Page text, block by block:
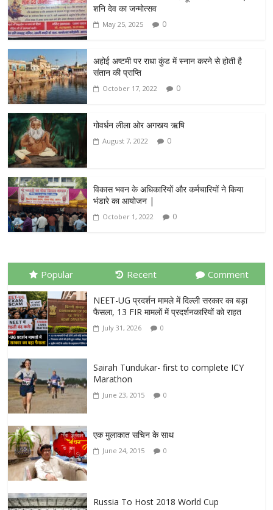
शनि देव का जन्मोत्सव
May 25, 2025 0
अहोई अष्टमी पर राधा कुंड में स्नान करने से होती है
संतान की प्राप्ति
October 17, 2022 0
गोवर्धन लीला ओर अगस्त्य ऋषि
August 7, 2022 0
विकास भवन के अधिकारियों और कर्मचारियों ने किया
भंडारे का आयोजन |
October 1, 2022 0
Popular Recent Comment
NEET-UG प्रदर्शन मामले में दिल्ली सरकार का बड़ा
फैसला, 13 FIR मामलों में प्रदर्शनकारियों को राहत
July 31, 2026 0
Sairah Tundukar- first to complete ICY
Marathon
June 23, 2015 0
एक मुलाकात सचिन के साथ
June 24, 2015 0
Russia To Host 2018 World Cup